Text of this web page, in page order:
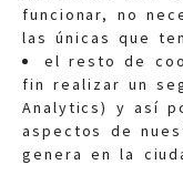
funcionar, no
las únicas que
el resto de
fin realizar un
Analytics) y así
aspectos de
genera en la
Quejas: